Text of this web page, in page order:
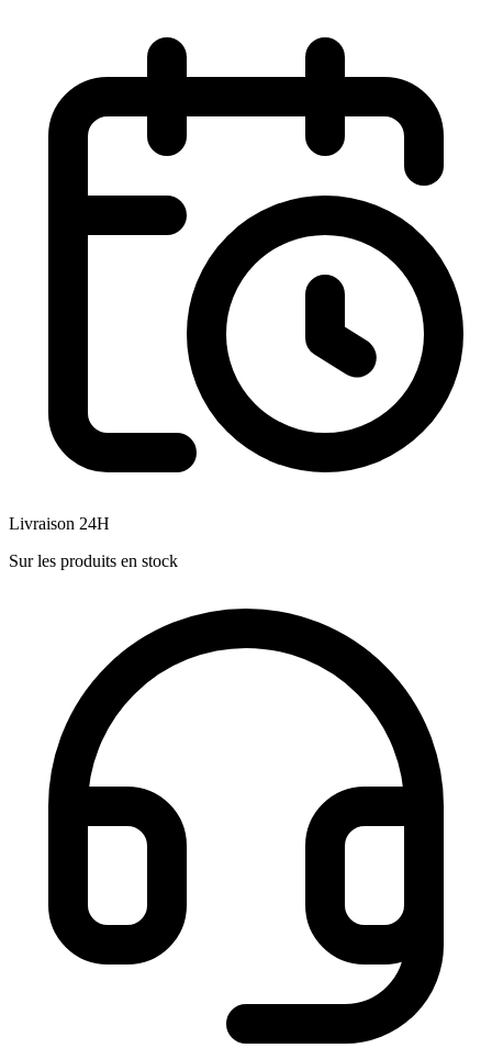
Livraison 24H
Sur les produits en stock